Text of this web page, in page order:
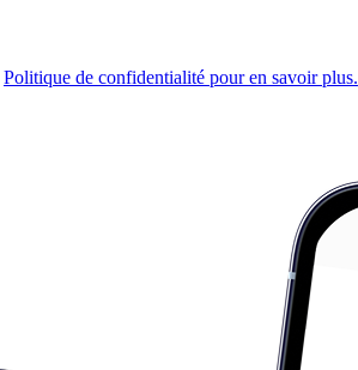
Politique de confidentialité pour en savoir plus.